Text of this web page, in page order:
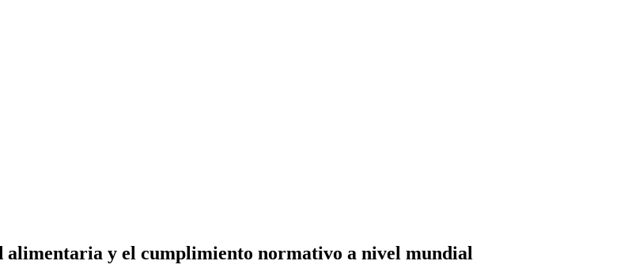
alimentaria y el cumplimiento normativo a nivel mundial